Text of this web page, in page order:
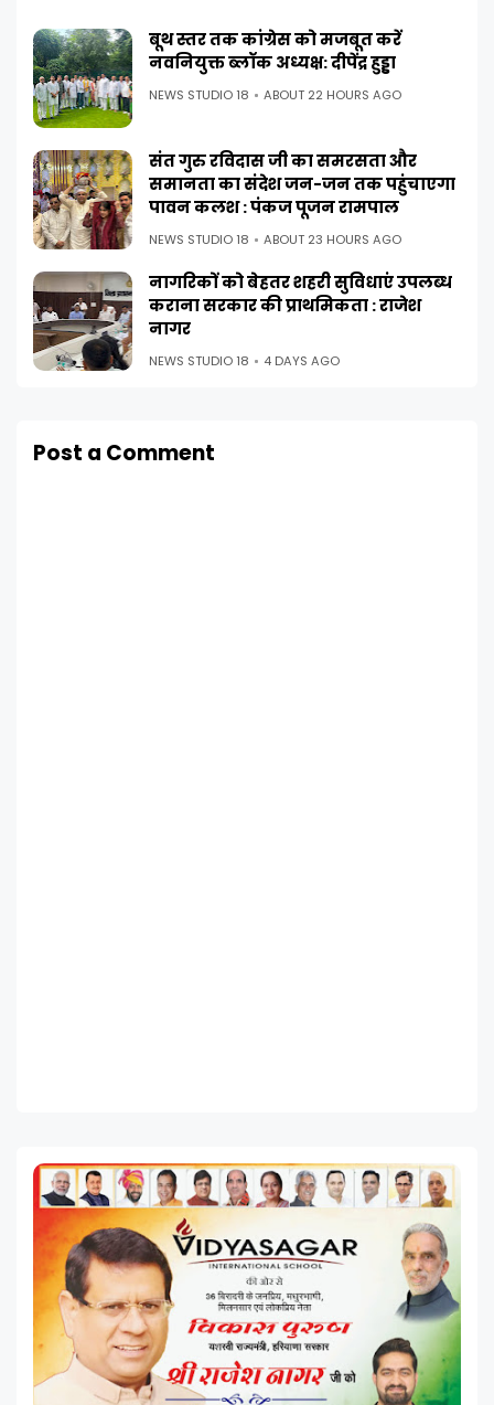
बूथ स्तर तक कांग्रेस को मजबूत करें
नवनियुक्त ब्लॉक अध्यक्ष: दीपेंद्र हुड्डा
NEWS STUDIO 18 ABOUT 22 HOURS AGO
संत गुरु रविदास जी का समरसता और
समानता का संदेश जन-जन तक पहुंचाएगा
पावन कलश : पंकज पूजन रामपाल
NEWS STUDIO 18 ABOUT 23 HOURS AGO
नागरिकों को बेहतर शहरी सुविधाएं उपलब्ध
कराना सरकार की प्राथमिकता : राजेश
नागर
NEWS STUDIO 18 4 DAYS AGO
Post a Comment